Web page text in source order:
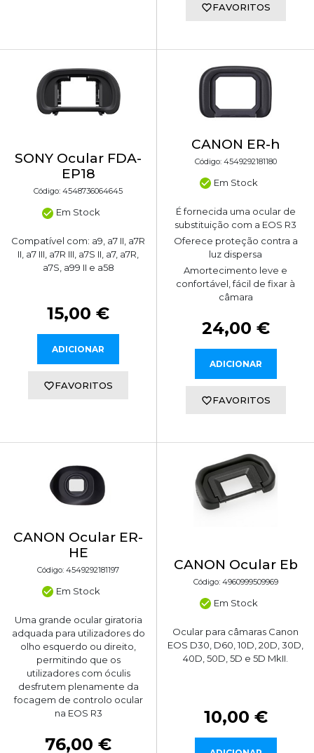
FAVORITOS
SONY Ocular FDA-
EP18
Código: 4548736064645
Em Stock
Compatível com: a9, a7 II, a7R
II, a7 III, a7R III, a7S II, a7, a7R,
a7S, a99 II e a58
15,00 €
ADICIONAR
FAVORITOS
CANON ER-h
Código: 4549292181180
Em Stock
É fornecida uma ocular de
substituição com a EOS R3
Oferece proteção contra a
luz dispersa
Amortecimento leve e
confortável, fácil de fixar à
câmara
24,00 €
ADICIONAR
FAVORITOS
CANON Ocular ER-
HE
Código: 4549292181197
Em Stock
Uma grande ocular giratoria
adquada para utilizadores do
olho esquerdo ou direito,
permitindo que os
utilizadores com óculis
desfrutem plenamente da
focagem de controlo ocular
na EOS R3
76,00 €
CANON Ocular Eb
Código: 4960999509969
Em Stock
Ocular para câmaras Canon
EOS D30, D60, 10D, 20D, 30D,
40D, 50D, 5D e 5D MkII.
10,00 €